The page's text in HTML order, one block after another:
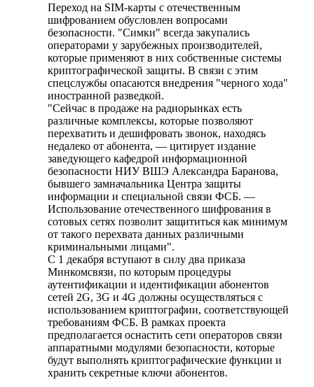
Переход на SIM-карты с отечественным
шифрованием обусловлен вопросами
безопасности. "Симки" всегда закупались
операторами у зарубежных производителей,
которые применяют в них собственные системы
криптографической защиты. В связи с этим
спецслужбы опасаются внедрения "черного хода"
иностранной разведкой.
"Сейчас в продаже на радиорынках есть
различные комплексы, которые позволяют
перехватить и дешифровать звонок, находясь
недалеко от абонента, — цитирует издание
заведующего кафедрой информационной
безопасности НИУ ВШЭ Александра Баранова,
бывшего замначальника Центра защиты
информации и специальной связи ФСБ. —
Использование отечественного шифрования в
сотовых сетях позволит защититься как минимум
от такого перехвата данных различными
криминальными лицами".
С 1 декабря вступают в силу два приказа
Минкомсвязи, по которым процедуры
аутентификации и идентификации абонентов
сетей 2G, 3G и 4G должны осуществляться с
использованием криптографии, соответствующей
требованиям ФСБ. В рамках проекта
предполагается оснастить сети операторов связи
аппаратными модулями безопасности, которые
будут выполнять криптографические функции и
хранить секретные ключи абонентов.